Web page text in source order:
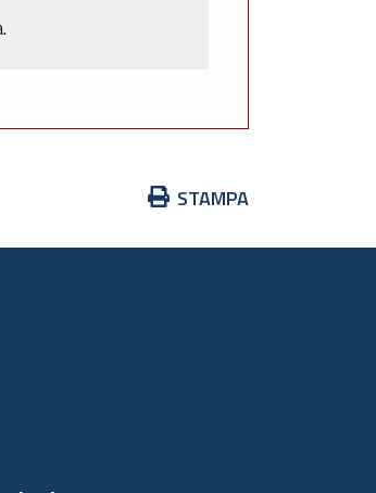
Azioni
documento
STAMPA